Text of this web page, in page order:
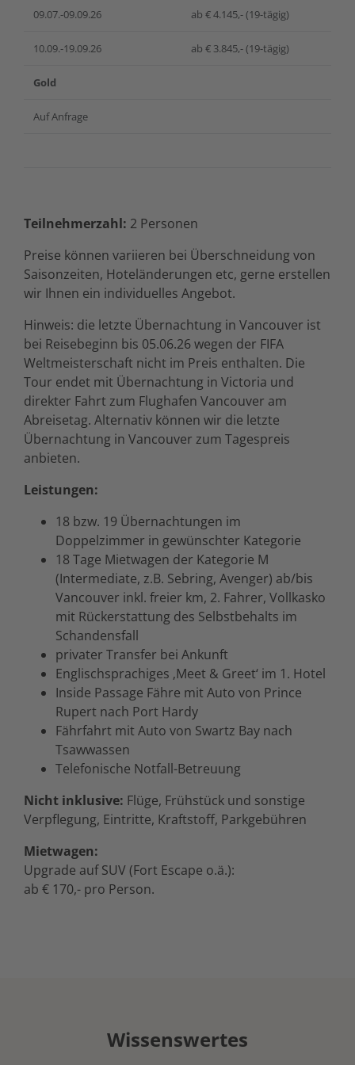
09.07.-09.09.26 ab € 4.145,- (19-tägig)
10.09.-19.09.26 ab € 3.845,- (19-tägig)
Gold
Auf Anfrage
Teilnehmerzahl: 2 Personen
Preise können variieren bei Überschneidung von
Saisonzeiten, Hoteländerungen etc, gerne erstellen
wir Ihnen ein individuelles Angebot.
Hinweis: die letzte Übernachtung in Vancouver ist
bei Reisebeginn bis 05.06.26 wegen der FIFA
Weltmeisterschaft nicht im Preis enthalten. Die
Tour endet mit Übernachtung in Victoria und
direkter Fahrt zum Flughafen Vancouver am
Abreisetag. Alternativ können wir die letzte
Übernachtung in Vancouver zum Tagespreis
anbieten.
Leistungen:
18 bzw. 19 Übernachtungen im
Doppelzimmer in gewünschter Kategorie
18 Tage Mietwagen der Kategorie M
(Intermediate, z.B. Sebring, Avenger) ab/bis
Vancouver inkl. freier km, 2. Fahrer, Vollkasko
mit Rückerstattung des Selbstbehalts im
Schandensfall
privater Transfer bei Ankunft
Englischsprachiges ‚Meet & Greet‘ im 1. Hotel
Inside Passage Fähre mit Auto von Prince
Rupert nach Port Hardy
Fährfahrt mit Auto von Swartz Bay nach
Tsawwassen
Telefonische Notfall-Betreuung
Nicht inklusive: Flüge, Frühstück und sonstige
Verpflegung, Eintritte, Kraftstoff, Parkgebühren
Mietwagen:
Upgrade auf SUV (Fort Escape o.ä.):
ab € 170,- pro Person.
Wissenswertes